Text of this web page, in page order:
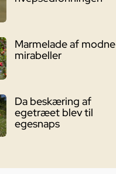
Marmelade af modne
mirabeller
Da beskæring af
egetræet blev til
egesnaps